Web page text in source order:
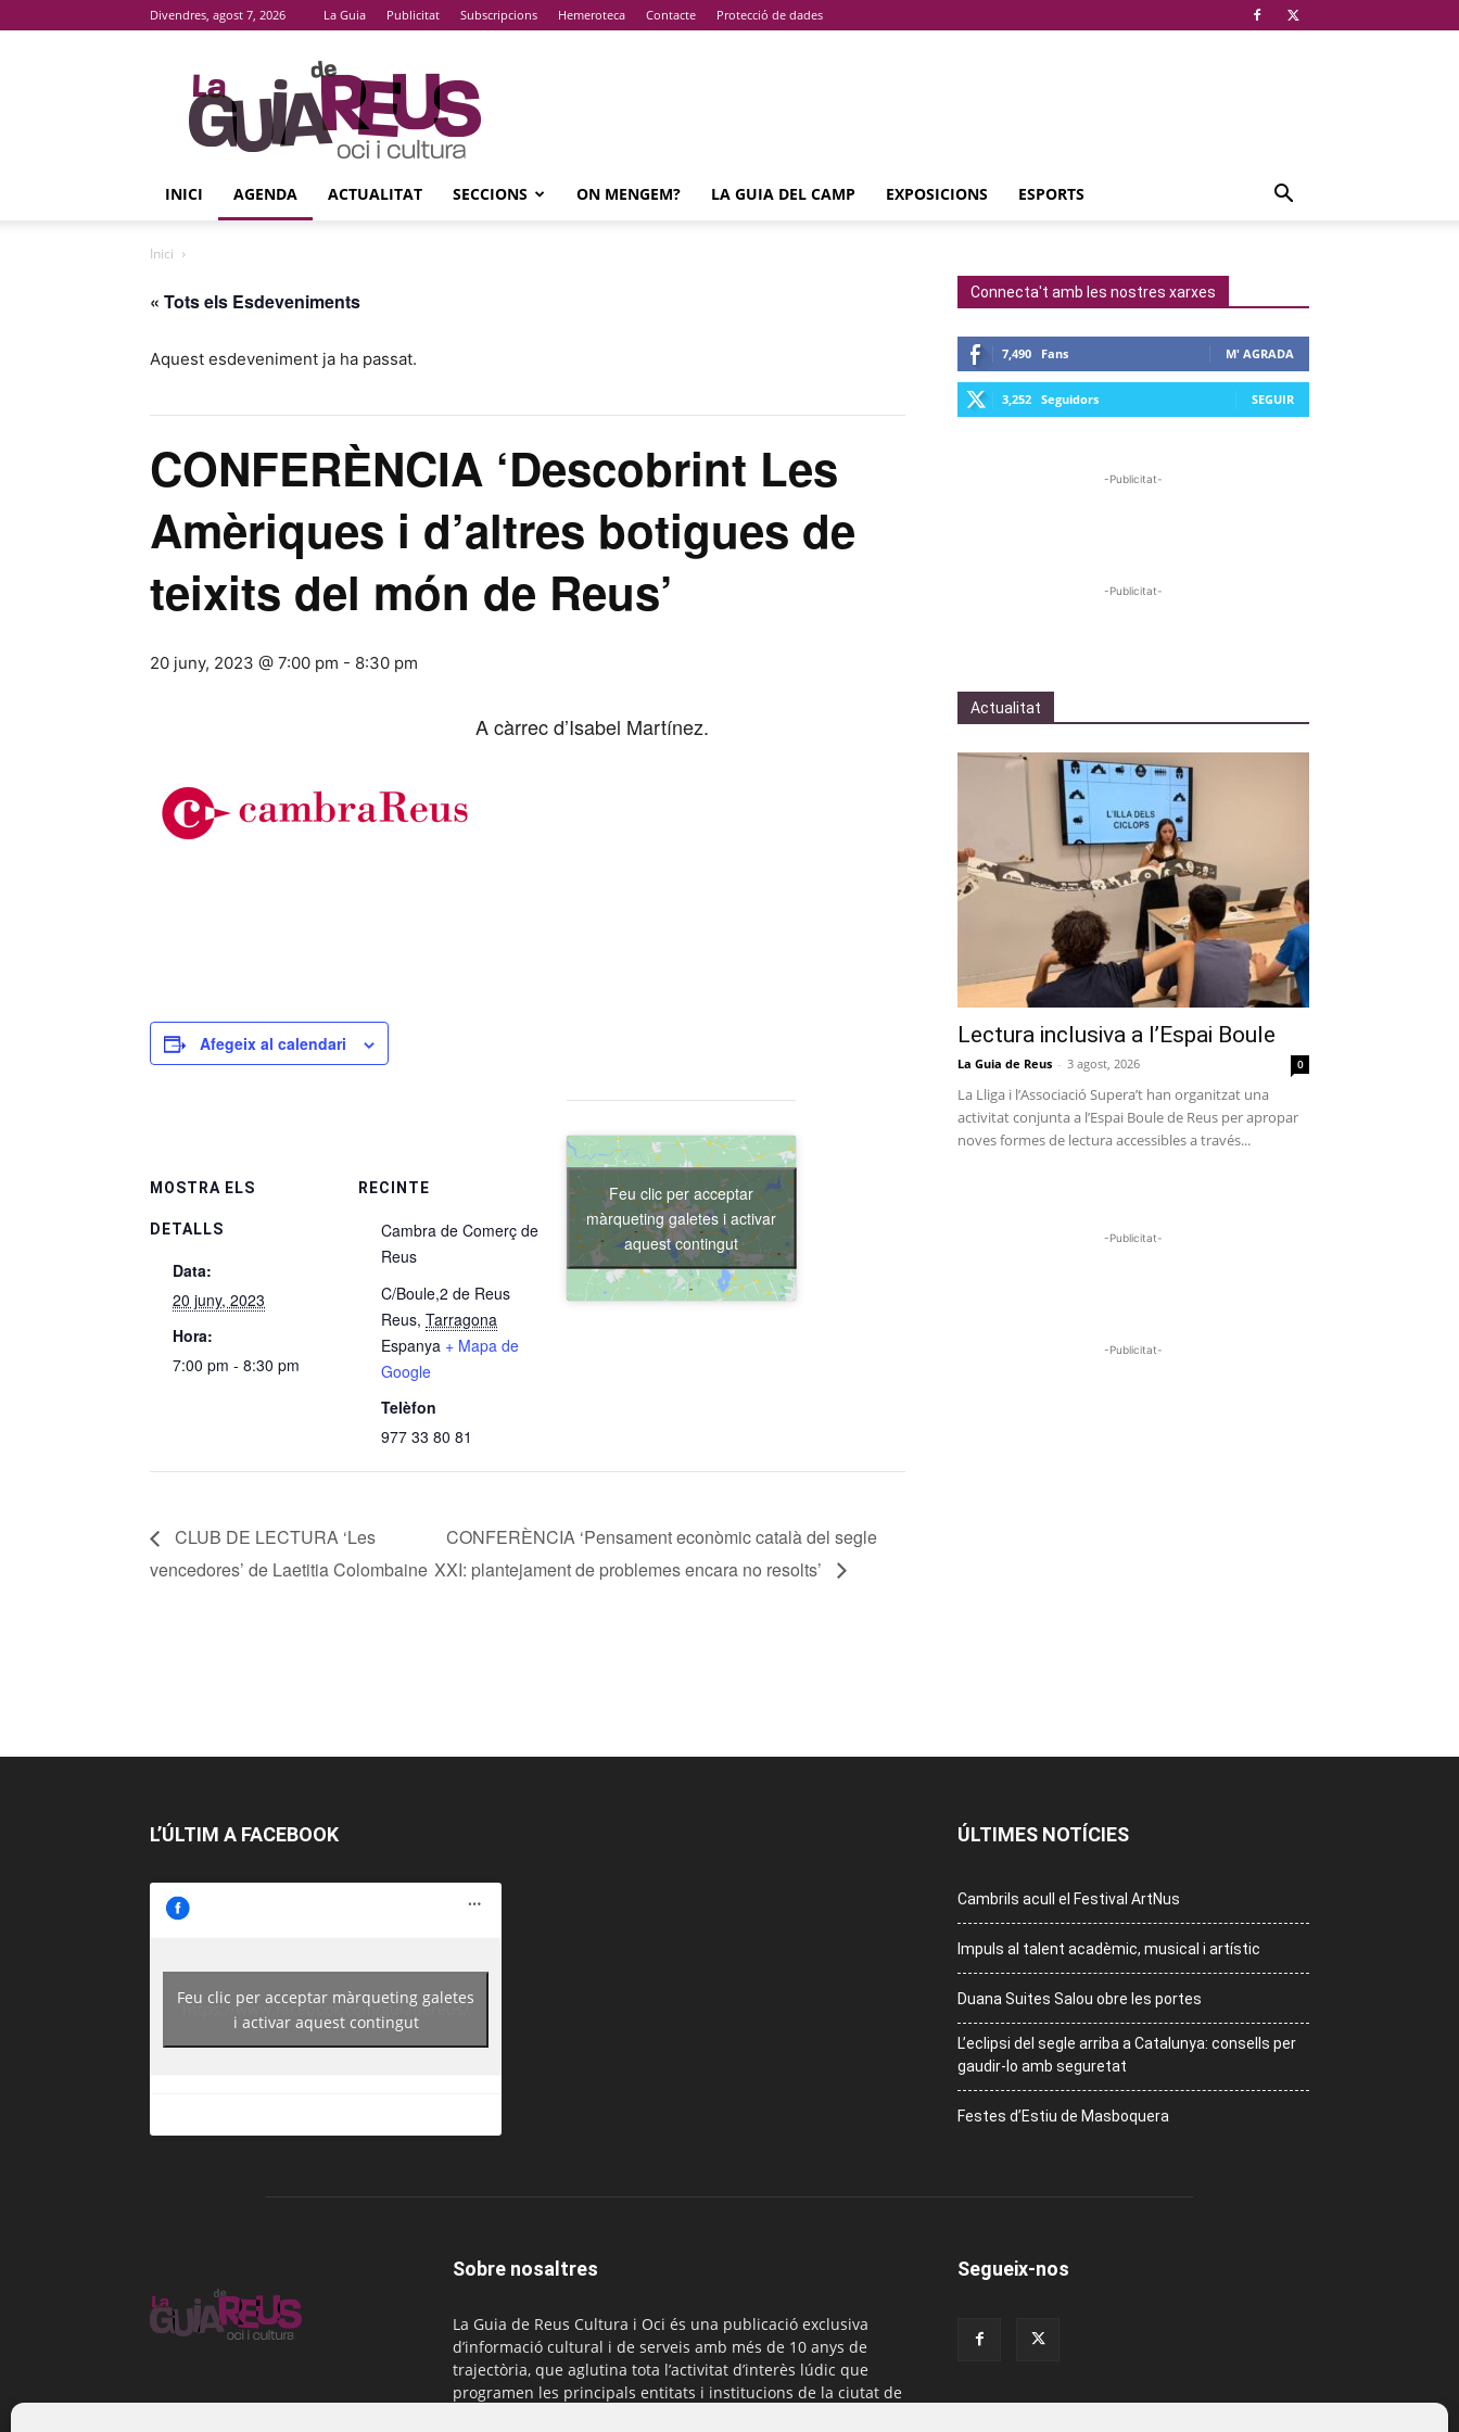
Divendres, agost 7, 2026 La Guia Publicitat Subscripcions Hemeroteca Contacte Protecció de dades
La
Guia
De
Reus
INICI AGENDA ACTUALITAT SECCIONS ON MENGEM? LA GUIA DEL CAMP EXPOSICIONS ESPORTS
Inici
« Tots els Esdeveniments
Aquest esdeveniment ja ha passat.
CONFERÈNCIA ‘Descobrint Les
Amèriques i d’altres botigues de
teixits del món de Reus’
20 juny, 2023 @ 7:00 pm - 8:30 pm
A càrrec d’Isabel Martínez.
Afegeix al calendari
MOSTRA ELS
DETALLS
Data:
20 juny, 2023
Hora:
7:00 pm - 8:30 pm
RECINTE
Cambra de Comerç de
Reus
C/Boule,2 de Reus
Reus, Tarragona
Espanya + Mapa de
Google
Telèfon
977 33 80 81
Feu clic per acceptar
màrqueting galetes i activar
aquest contingut
CLUB DE LECTURA ‘Les
vencedores’ de Laetitia Colombaine
CONFERÈNCIA ‘Pensament econòmic català del segle
XXI: plantejament de problemes encara no resolts’
Connecta't amb les nostres xarxes
7,490 Fans M' AGRADA
3,252 Seguidors SEGUIR
-Publicitat-
-Publicitat-
Actualitat
Lectura inclusiva a l’Espai Boule
La Guia de Reus - 3 agost, 2026 0
La Lliga i l’Associació Supera’t han organitzat una
activitat conjunta a l’Espai Boule de Reus per apropar
noves formes de lectura accessibles a través...
-Publicitat-
-Publicitat-
L’ÚLTIM A FACEBOOK
https://www.facebook.com/guiadereus/
Feu clic per acceptar màrqueting galetes
i activar aquest contingut
ÚLTIMES NOTÍCIES
Cambrils acull el Festival ArtNus
Impuls al talent acadèmic, musical i artístic
Duana Suites Salou obre les portes
L’eclipsi del segle arriba a Catalunya: consells per
gaudir-lo amb seguretat
Festes d’Estiu de Masboquera
Sobre nosaltres
La Guia de Reus Cultura i Oci és una publicació exclusiva
d’informació cultural i de serveis amb més de 10 anys de
trajectòria, que aglutina tota l’activitat d’interès lúdic que
programen les principals entitats i institucions de la ciutat de
Segueix-nos